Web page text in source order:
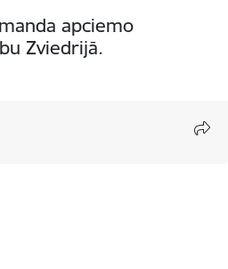
apciemo
Zviedrijā.